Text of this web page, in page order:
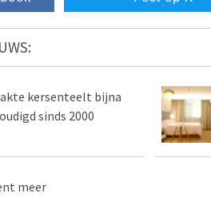
kersenteelt bijna
sinds 2000
meer